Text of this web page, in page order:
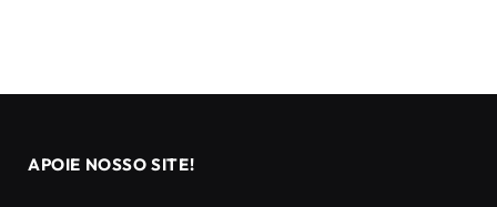
APOIE NOSSO SITE!